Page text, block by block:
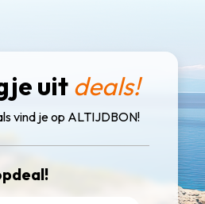
uit deals!
vind je op ALTIJDBON!